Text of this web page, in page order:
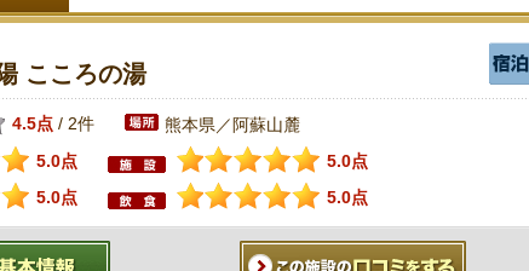
こころの湯
4.5点 / 2件 熊本県／阿蘇山麓
5.0点
5.0点
5.0点
5.0点